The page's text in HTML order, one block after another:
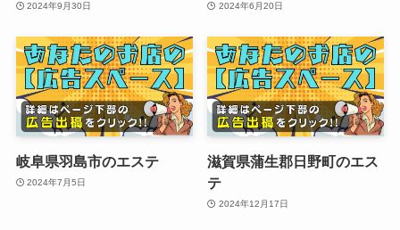
2024年9月30日 2024年6月20日
岐阜県羽島市のエステ
2024年7月5日
滋賀県蒲生郡日野町のエス
テ
2024年12月17日